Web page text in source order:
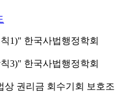
1)" 한국사법행정학회
3)" 한국사법행정학회
상 권리금 회수기회 보호조